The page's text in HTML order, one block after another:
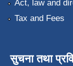
Act, law and
Tax and Fees
सुचना तथा